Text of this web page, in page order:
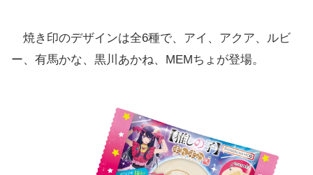
焼き印のデザインは全6種で、アイ、アクア、ルビ
ー、有馬かな、黒川あかね、MEMちょが登場。